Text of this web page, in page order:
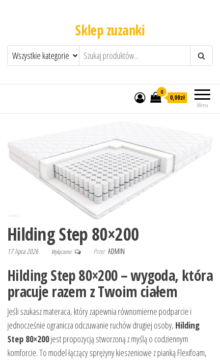
Sklep zuzanki
Menu
0
0,00zł
Hilding Step 80×200
17 lipca 2026 Wyłączono Przez ADMIN
Hilding Step 80×200 – wygoda, która
pracuje razem z Twoim ciałem
Jeśli szukasz materaca, który zapewnia równomierne podparcie i
jednocześnie ogranicza odczuwanie ruchów drugiej osoby, Hilding
Step 80×200jest propozycją stworzoną z myślą o codziennym
komforcie. To model łączący sprężyny kieszeniowe z pianką Flexifoam,